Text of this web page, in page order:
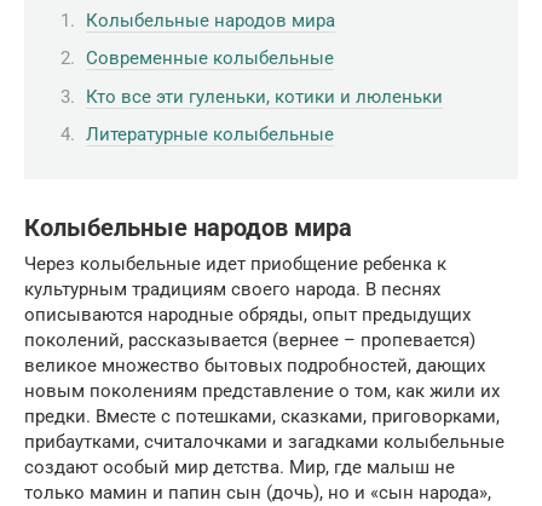
Колыбельные народов мира
Современные колыбельные
Кто все эти гуленьки, котики и люленьки
Литературные колыбельные
Колыбельные народов мира
Через колыбельные идет приобщение ребенка к
культурным традициям своего народа. В песнях
описываются народные обряды, опыт предыдущих
поколений, рассказывается (вернее – пропевается)
великое множество бытовых подробностей, дающих
новым поколениям представление о том, как жили их
предки. Вместе с потешками, сказками, приговорками,
прибаутками, считалочками и загадками колыбельные
создают особый мир детства. Мир, где малыш не
только мамин и папин сын (дочь), но и «сын народа»,